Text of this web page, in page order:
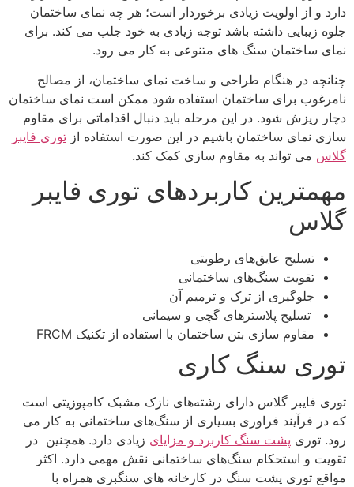
دارد و از اولویت زیادی برخوردار است؛ هر چه نمای ساختمان
جلوه زیبایی داشته باشد توجه زیادی به خود جلب می کند. برای
نمای ساختمان سنگ های متنوعی به کار می رود.
چنانچه در هنگام طراحی و ساخت نمای ساختمان، از مصالح
نامرغوب برای ساختمان استفاده شود ممکن است نمای ساختمان
دچار ریزش شود. در این مرحله باید دنبال اقداماتی برای مقاوم
سازی نمای ساختمان باشیم در این صورت استفاده از توری فایبر
گلاس می تواند به مقاوم سازی کمک کند.
مهمترین کاربردهای توری فایبر
گلاس
تسلیح عایق‌های رطوبتی
تقویت سنگ‌های ساختمانی
جلوگیری از ترک و ترمیم آن
تسلیح پلاسترهای گچی و سیمانی
مقاوم ‌سازی بتن ساختمان با استفاده از تکنیک FRCM
توری سنگ کاری
توری فایبر گلاس دارای رشته‌های نازک مشبک کامپوزیتی است
که در فرآیند فراوری بسیاری از سنگ‌های ساختمانی به کار می
رود. توری پشت سنگ کاربرد و مزایای زیادی دارد. همچنین در
تقویت و استحکام سنگ‌های ساختمانی نقش مهمی دارد. اکثر
مواقع توری پشت سنگ در کارخانه های سنگبری همراه با